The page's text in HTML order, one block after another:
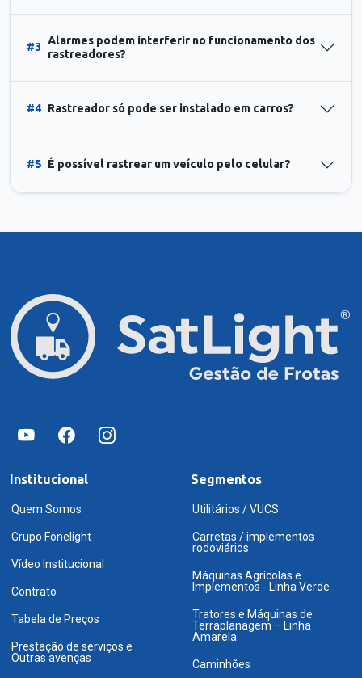
#3
Alarmes podem interferir no funcionamento dos
rastreadores?
#4 Rastreador só pode ser instalado em carros?
#5 É possível rastrear um veículo pelo celular?
Institucional
Quem Somos
Grupo Fonelight
Vídeo Institucional
Contrato
Tabela de Preços
Prestação de serviços e
Outras avenças
Segmentos
Utilitários / VUCS
Carretas / implementos
rodoviários
Máquinas Agrícolas e
Implementos - Linha Verde
Tratores e Máquinas de
Terraplanagem – Linha
Amarela
Caminhões